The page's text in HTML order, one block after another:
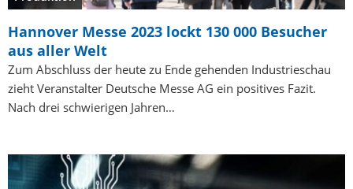
Hannover Messe 2023 lockt 130 000 Besucher
aus aller Welt
Zum Abschluss der heute zu Ende gehenden Industrieschau
zieht Veranstalter Deutsche Messe AG ein positives Fazit.
Nach drei schwierigen Jahren…